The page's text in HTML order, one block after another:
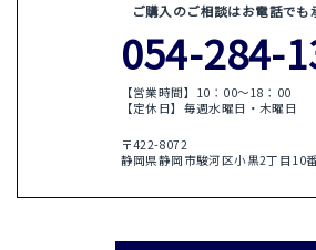
ご購入のご相談はお電話でも
054-284-
【営業時間】10：00〜18：00
【定休日】毎週水曜日・木曜日
〒422-8072
静岡県静岡市駿河区小黒2丁目10